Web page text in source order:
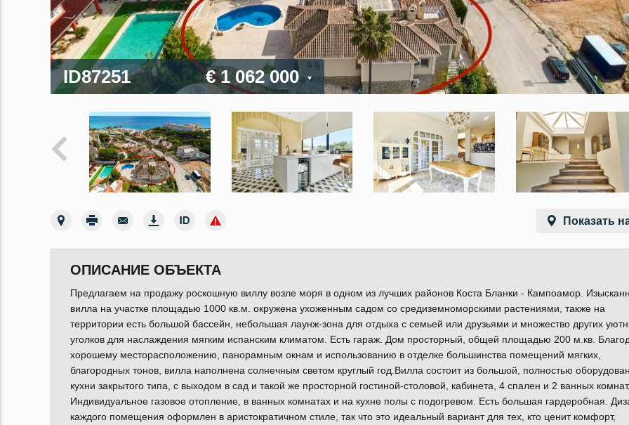
ID87251 € 1 062 000
Показать
ОПИСАНИЕ ОБЪЕКТА
Предлагаем на продажу роскошную виллу возле моря в одном из лучших районов Коста Бланки - Кампоамор.
вилла на участке площадью 1000 кв.м. окружена ухоженным садом со средиземноморскими растениями, также на
территории есть большой бассейн, небольшая лаунж-зона для отдыха с семьей или друзьями и множество других
уголков для наслаждения мягким испанским климатом. Есть гараж. Дом просторный, общей площадью 200 м.кв.
хорошему месторасположению, панорамным окнам и использованию в отделке большинства помещений мягких,
благородных тонов, вилла наполнена солнечным светом круглый год.Вилла состоит из большой, полностью
кухни закрытого типа, с выходом в сад и такой же просторной гостиной-столовой, кабинета, 4 спален и 2 ванных
Индивидуальное газовое отопление, в ванных комнатах и на кухне полы с подогревом. Есть большая гардеробная.
каждого помещения оформлен в аристократичном стиле, так что это идеальный вариант для тех, кто ценит комфорт,